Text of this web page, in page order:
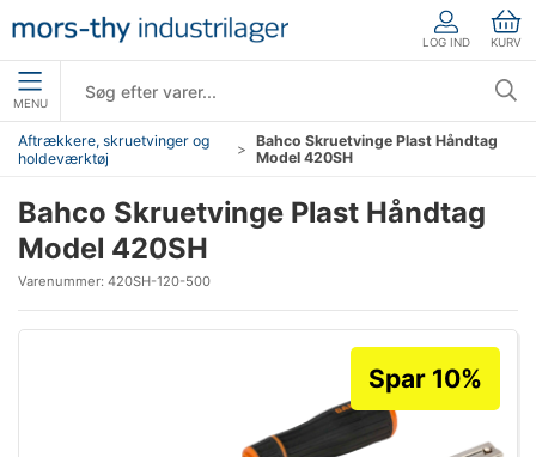
LOG IND KURV
MENU
Aftrækkere, skruetvinger og
holdeværktøj
Bahco Skruetvinge Plast Håndtag
Model 420SH
Bahco Skruetvinge Plast Håndtag
Model 420SH
Varenummer: 420SH-120-500
Spar 10%